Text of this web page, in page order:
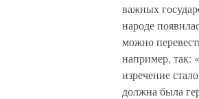
важных
народе
можно
например, так:
изречение
должна была